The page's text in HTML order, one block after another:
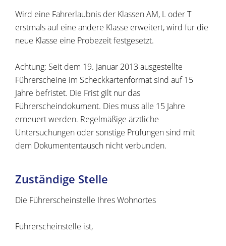
Wird eine Fahrerlaubnis der Klassen AM, L oder T
erstmals auf eine andere Klasse erweitert, wird für die
neue Klasse eine Probezeit festgesetzt.
Achtung: Seit dem 19. Januar 2013 ausgestellte
Führerscheine im Scheckkartenformat sind auf 15
Jahre befristet. Die Frist gilt nur das
Führerscheindokument. Dies muss alle 15 Jahre
erneuert werden. Regelmäßige ärztliche
Untersuchungen oder sonstige Prüfungen sind mit
dem Dokumententausch nicht verbunden.
Zuständige Stelle
Die Führerscheinstelle Ihres Wohnortes
Führerscheinstelle ist,